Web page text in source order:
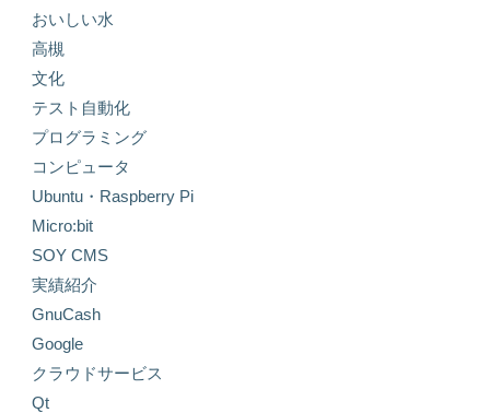
おいしい水
高槻
文化
テスト自動化
プログラミング
コンピュータ
Ubuntu・Raspberry Pi
Micro:bit
SOY CMS
実績紹介
GnuCash
Google
クラウドサービス
Qt